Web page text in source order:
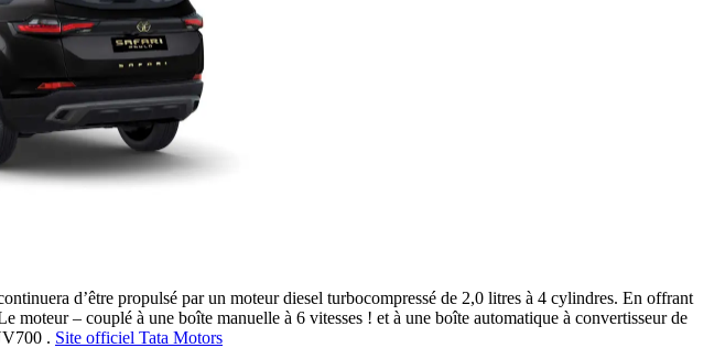
d’être propulsé par un moteur diesel turbocompressé de 2,0 litres à 4 cylindres. En offrant
– couplé à une boîte manuelle à 6 vitesses ! et à une boîte automatique à convertisseur de
. Site officiel Tata Motors